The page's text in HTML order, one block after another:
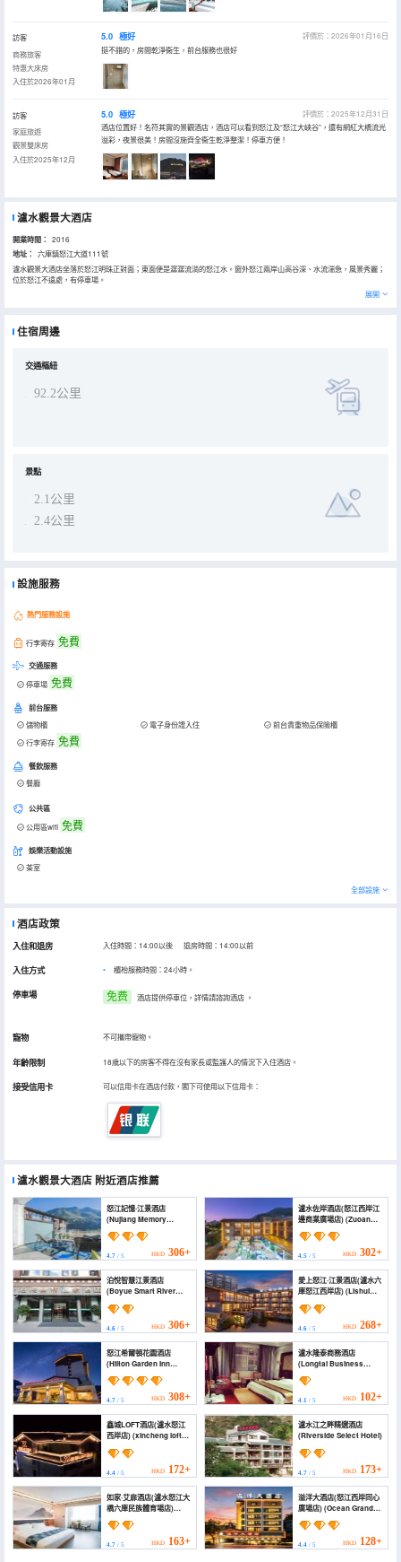
訪客
商務旅客
特惠大床房
入住於2026年01月
5.0 極好
評價於：2026年01月16日
挺不錯的，房間乾淨衞生，前台服務也很好
訪客
家庭旅遊
觀景雙床房
入住於2025年12月
5.0 極好
評價於：2025年12月31日
酒店位置好！名符其實的景觀酒店，酒店可以看到怒江及“怒江大峽谷”，還有網紅大橋流光
溢彩，夜景很美！房間沒施齊全衞生乾淨整潔！停車方便！
瀘水觀景大酒店
開業時間： 2016
地址：
六庫鎮怒江大道111號
瀘水觀景大酒店坐落於怒江明珠正對面；東面便是潺潺流淌的怒江水。窗外怒江兩岸山高谷深、水流湍急，風景秀麗；
位於怒江不遠處，有停車場。
展開
住宿周邊
交通樞紐
92.2公里
景點
2.1公里
2.4公里
設施服務
熱門服務設施
行李寄存 免費
交通服務
停車場 免費
前台服務
儲物櫃 電子身份證入住
前台貴重物品保險櫃
行李寄存 免費
餐飲服務
餐廳
公共區
公用區wifi 免費
娛樂活動設施
茶室
全部設施
酒店政策
入住和退房 入住時間：14:00以後 退房時間：14:00以前
入住方式 櫃枱服務時間：24小時。
停車場 免费 酒店提供停車位，詳情請諮詢酒店 。
寵物 不可攜帶寵物。
年齡限制 18歲以下的房客不得在沒有家長或監護人的情況下入住酒店。
接受信用卡 可以信用卡在酒店付款，閣下可使用以下信用卡：
瀘水觀景大酒店 附近酒店推薦
怒江記憶·江景酒店
(Nujiang Memory
Riverview Hotel)
4.7 / 5 HKD 306+
瀘水佐岸酒店(怒江西岸江
邊商業廣場店) (Zuoan
Hotel)
4.5/ 5 HKD 302+
泊悅智慧江景酒店
(Boyue Smart River
View Hotel)
4.6 / 5 HKD 306+
愛上怒江·江景酒店(瀘水六
庫怒江西岸店) (Lishui
falls in love with
Nujiang Boutique Inn)
4.6/ 5 HKD 268+
怒江希爾頓花園酒店
(Hilton Garden Inn
Nujiang)
4.7 / 5 HKD 308+
瀘水隆泰商務酒店
(Longtai Business
Hotel Lishui)
4.1/ 5 HKD 102+
鑫城LOFT酒店(瀘水怒江
西岸店) (xincheng loft
4.4 / 5 HKD 172+
瀘水江之畔精選酒店
(Riverside Select Hotel)
4.7/ 5 HKD 173+
如家·艾扉酒店(瀘水怒江大
橋六庫民族體育場店)
(Homeinn · Aifeel Hotel
(Lushui Nujiang Bridge
Liuku National
Stadium))
4.7 / 5 HKD 163+
溢洋大酒店(怒江西岸同心
廣場店) (Ocean Grand
Hotel)
4.4/ 5 HKD 128+